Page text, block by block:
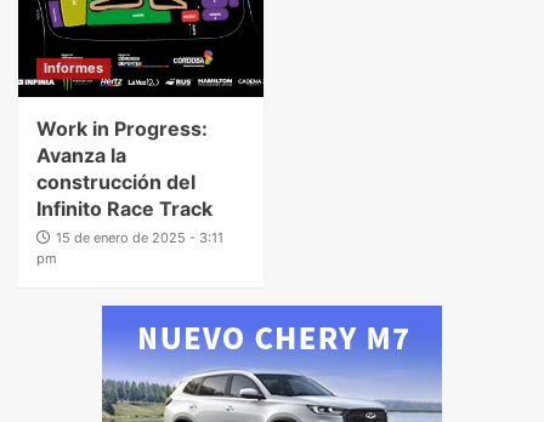
Informes
Work in Progress:
Avanza la
construcción del
Infinito Race Track
15 de enero de 2025 - 3:11
pm